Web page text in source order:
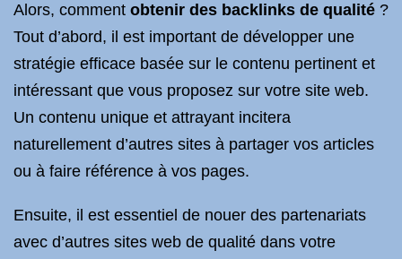
Alors, comment obtenir des backlinks de qualité ?
Tout d’abord, il est important de développer une
stratégie efficace basée sur le contenu pertinent et
intéressant que vous proposez sur votre site web.
Un contenu unique et attrayant incitera
naturellement d’autres sites à partager vos articles
ou à faire référence à vos pages.
Ensuite, il est essentiel de nouer des partenariats
avec d’autres sites web de qualité dans votre